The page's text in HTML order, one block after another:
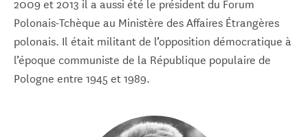
Polonais-Tchèque au Ministère des Affaires Étrangères
polonais. Il était militant de l’opposition démocratique à
l’époque communiste de la République populaire de
Pologne entre 1945 et 1989.